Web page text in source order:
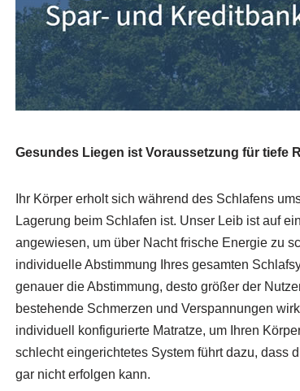
Gesundes Liegen ist Voraussetzung für tiefe
Ihr Körper erholt sich während des Schlafens
Lagerung beim Schlafen ist. Unser Leib ist auf
angewiesen, um über Nacht frische Energie zu
individuelle Abstimmung Ihres gesamten
genauer die Abstimmung, desto größer der
bestehende Schmerzen und Verspannungen
individuell konfigurierte Matratze, um Ihren
schlecht eingerichtetes System führt dazu, dass
gar nicht erfolgen kann.